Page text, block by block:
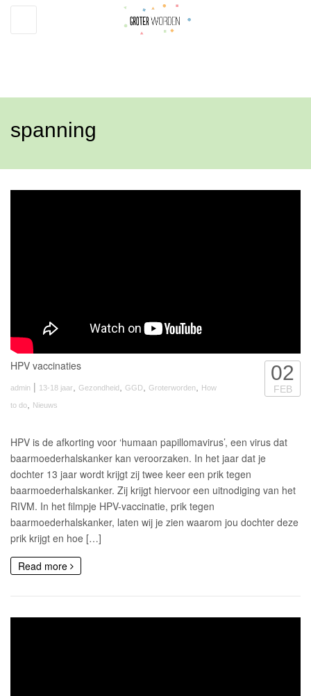
navigation
spanning
HPV vaccinaties
admin | 13-18 jaar Gezondheid GGD Groterworden How
to do Nieuws
02
FEB
HPV is de afkorting voor ‘humaan papillomavirus’, een virus dat
baarmoederhalskanker kan veroorzaken. In het jaar dat je
dochter 13 jaar wordt krijgt zij twee keer een prik tegen
baarmoederhalskanker. Zij krijgt hiervoor een uitnodiging van het
RIVM. In het filmpje HPV-vaccinatie, prik tegen
baarmoederhalskanker, laten wij je zien waarom jou dochter deze
prik krijgt en hoe […]
Read more